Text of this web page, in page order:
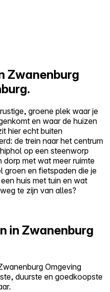
Zwanenburg
groene plek waar je
en waar de huizen
hier echt buiten
de trein naar het centrum
op een steenworp
met wat meer ruimte
groen en fietspaden die je
huis met tuin en wat
te zijn van alles?
in Zwanenburg
Omgeving
duurste en goedkoopste